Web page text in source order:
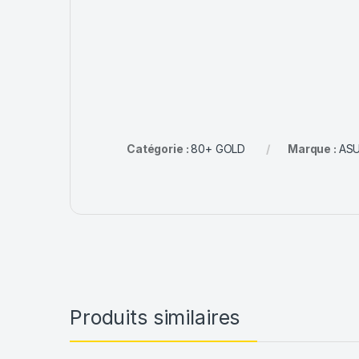
Catégorie :80+ GOLD Marque :
Produits similaires